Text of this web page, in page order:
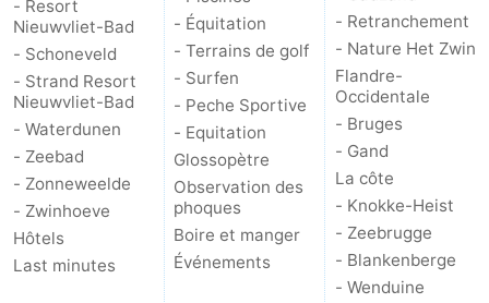
- Resort
Nieuwvliet-Bad
- Schoneveld
- Strand Resort
Nieuwvliet-Bad
- Waterdunen
- Zeebad
- Zonneweelde
- Zwinhoeve
Hôtels
Last minutes
- Équitation
- Terrains de golf
- Surfen
- Peche Sportive
- Equitation
Glossopètre
Observation des
phoques
Boire et manger
Événements
- Retranchement
- Nature Het Zwin
Flandre-
Occidentale
- Bruges
- Gand
La côte
- Knokke-Heist
- Zeebrugge
- Blankenberge
- Wenduine